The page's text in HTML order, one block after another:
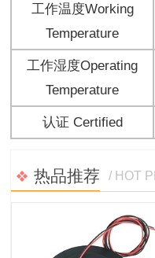
工作温度Working
Temperature
工作湿度Operating
Temperature
认证 Certified
热品推荐 / HOT